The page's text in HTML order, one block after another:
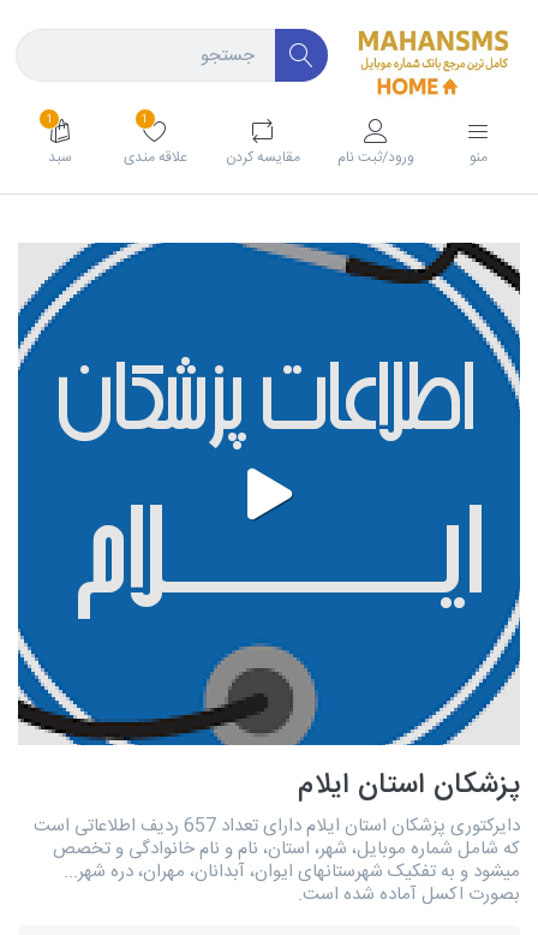
منو ورود/ثبت نام مقايسه كردن
1
علاقه مندی
1
سبد
پزشکان استان ایلام
دایرکتوری پزشکان استان ایلام دارای تعداد 657 ردیف اطلاعاتی است
که شامل شماره موبایل، شهر، استان، نام و نام خانوادگی و تخصص
میشود و به تفکیک شهرستانهای ايوان، آبدانان، مهران، دره شهر...
بصورت اکسل آماده شده است.